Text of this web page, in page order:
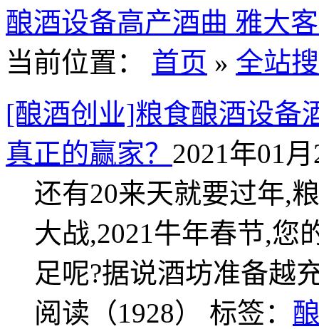
酿酒设备高产酒曲 雅大
当前位置：
首页 » 全站
[酿酒创业]粮食酿酒设备
真正的赢家？ 2021年01
还有20来天就要过年,
大战,2021牛年春节,您
足呢?据说酒坊准备越
阅读（1928） 标签：